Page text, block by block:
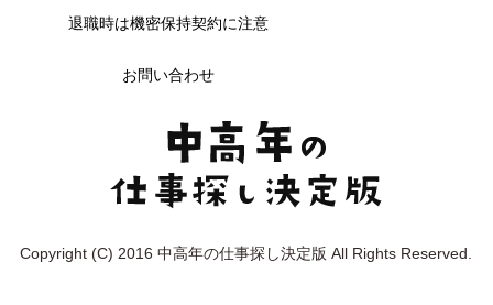
退職時は機密保持契約に注意
お問い合わせ
Copyright (C) 2016 中高年の仕事探し決定版 All Rights Reserved.